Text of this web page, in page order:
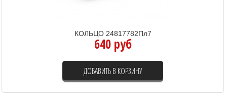
КОЛЬЦО 24817782Пл7
640 руб
ДОБАВИТЬ В КОРЗИНУ